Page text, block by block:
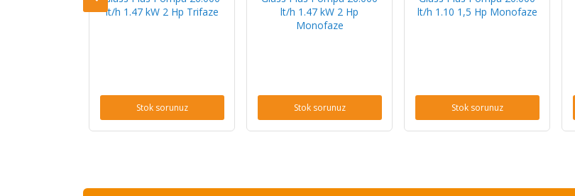
lt/h 1.47 kW 2 Hp Trifaze
Stok sorunuz
lt/h 1.47 kW 2 Hp
Monofaze
Stok sorunuz
lt/h 1.10 1,5 Hp Monofaze
Stok sorunuz